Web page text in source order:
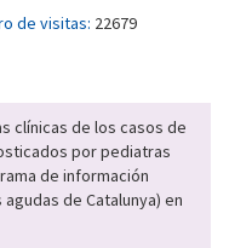
de visitas: 22679
clínicas de los casos de
por pediatras
de información
de Catalunya) en